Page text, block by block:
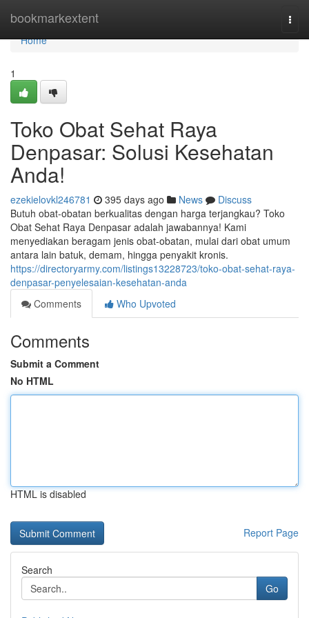
bookmarkextent
Home
Home
1
Toko Obat Sehat Raya
Denpasar: Solusi Kesehatan
Anda!
ezekielovkl246781 395 days ago News
Discuss
Butuh obat-obatan berkualitas dengan harga terjangkau? Toko
Obat Sehat Raya Denpasar adalah jawabannya! Kami
menyediakan beragam jenis obat-obatan, mulai dari obat umum
antara lain batuk, demam, hingga penyakit kronis.
https://directoryarmy.com/listings13228723/toko-obat-sehat-raya-
denpasar-penyelesaian-kesehatan-anda
Comments
Who Upvoted
Comments
Submit a Comment
No HTML
HTML is disabled
Report Page
Search
Go